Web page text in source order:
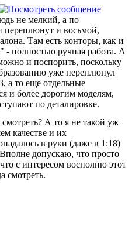
не мелкий, а по
переплюнут и восьмой,
Там есть конторы, как и
- полностью ручная работа. А
и поспорить, поскольку
уже переплюнул
а то еще отдельные
и более дорогим моделям,
по деталировке.
А то я не такой уж
качестве и их
в руки (даже в 1:18)
допускаю, что просто
с интересом восполню этот
смотреть.